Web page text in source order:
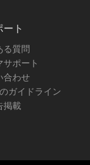
ト
る質問
サポート
合わせ
ガイドライン
掲載